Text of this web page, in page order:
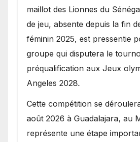
maillot des Lionnes du
de jeu, absente depuis la fin
féminin 2025, est pressentie
groupe qui disputera le
préqualification aux Jeux
Angeles 2028.
Cette compétition se
août 2026 à Guadalajara, au
représente une étape